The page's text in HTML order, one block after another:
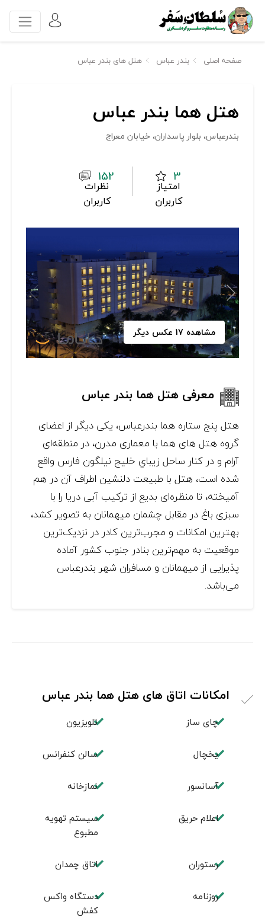
صفحه اصلی بندر عباس هتل های بندر عباس
هتل هما بندر عباس
بندرعباس، بلوار پاسداران، خیابان معراج
3
امتیاز
کاربران
152
نظرات
کاربران
مشاهده 17 عکس دیگر
معرفی هتل هما بندر عباس
هتل پنج ستاره هما بندرعباس، یکی دیگر از اعضای
گروه هتل‌ های هما با معماری مدرن، در منطقه‌ای
آرام و در كنار ساحل زيباي خليج نيلگون فارس واقع
شده است، هتل با طبيعت دلنشين اطراف آن در هم
آميخته، تا منظره‌ای بديع از تركيب آبی دريا را با
سبزی باغ در مقابل چشمان میهمانان به تصوير كشد،
بهترين امكانات و مجرب‌ترین کادر در نزدیک‌ترین
موقعیت به مهم‌ترین بنادر جنوب کشور آماده
پذیرایی از میهمانان و مسافران شهر بندرعباس
می‌باشد.
امکانات اتاق های هتل هما بندر عباس
چای ساز تلویزیون
یخچال سالن کنفرانس
آسانسور نمازخانه
اعلام حریق
سیستم تهویه
مطبوع
رستوران اتاق چمدان
روزنامه
دستگاه واکس
کفش